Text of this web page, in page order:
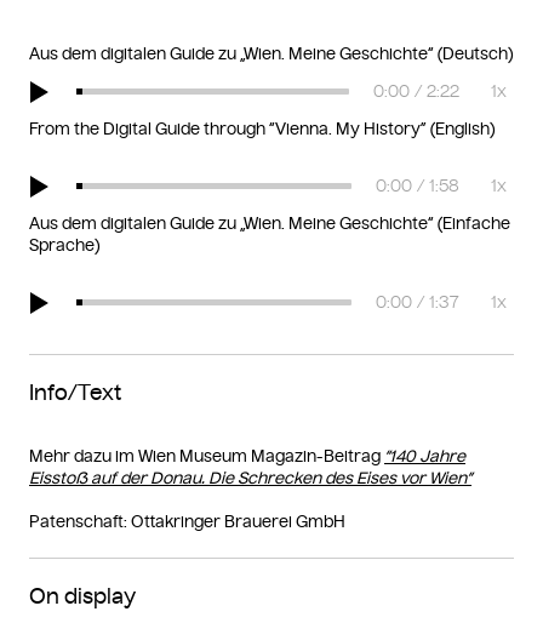
Aus dem digitalen Guide zu „Wien. Meine Geschichte“ (Deutsch)
From the Digital Guide through “Vienna. My History” (English)
Aus dem digitalen Guide zu „Wien. Meine Geschichte“ (Einfache
Sprache)
Info/Text
Mehr dazu im Wien Museum Magazin-Beitrag “140 Jahre
Eisstoß auf der Donau. Die Schrecken des Eises vor Wien”
Patenschaft: Ottakringer Brauerei GmbH
On display